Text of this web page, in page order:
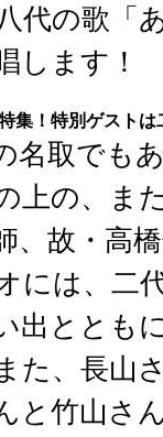
代の歌「
します！
集！特別ゲスト
名取でも
上の、ま
、故・高
には、二
出ととも
た、長山
と竹山さ